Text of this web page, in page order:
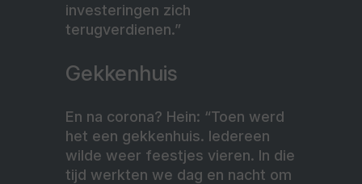
investeringen zich
terugverdienen.”
Gekkenhuis
En na corona? Hein: “Toen werd
het een gekkenhuis. Iedereen
wilde weer feestjes vieren. In die
tijd werkten we dag en nacht om